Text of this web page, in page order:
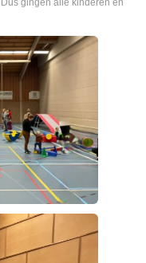
gingen alle kinderen en